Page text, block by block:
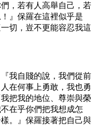
，若有人高舉自己，若
』保羅在這裡似乎是
切，豈不更能容忍我這
我自賤的說，我們從前
在何事上勇敢，我也勇
把我的地位、尊崇與榮
在乎你們把我想成怎
。』保羅接著把自己與